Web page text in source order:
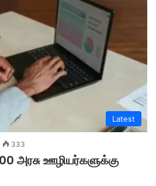
Latest
333
அரசு ஊழியர்களுக்கு